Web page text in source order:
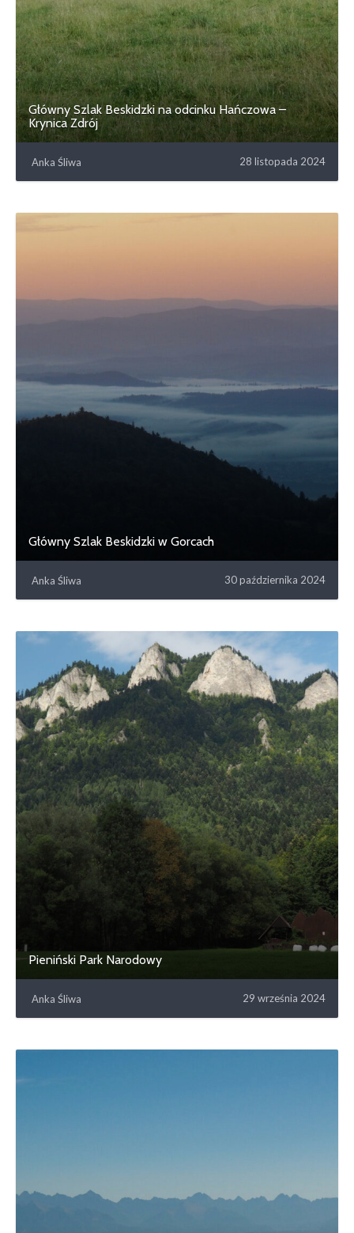
Główny Szlak Beskidzki na odcinku Hańczowa –
Krynica Zdrój
Anka Śliwa 28 listopada 2024
Główny Szlak Beskidzki w Gorcach
Anka Śliwa 30 października 2024
Pieniński Park Narodowy
Anka Śliwa 29 września 2024